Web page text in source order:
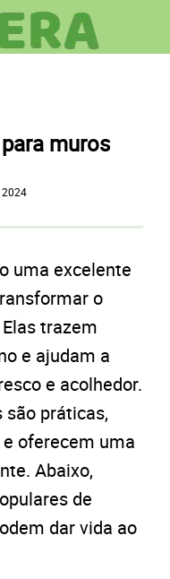
muros
2024
uma excelente
o
trazem
e ajudam a
e acolhedor.
são práticas,
oferecem uma
Abaixo,
de
dar vida ao